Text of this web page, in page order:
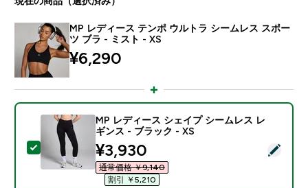
MP レディース テンポ ウルトラ シームレス スポー
ツ ブラ - ミスト - XS
¥6,290‎
この商品を選択 - MP レディース シェイプ シームレ
MP レディース シェイプ シームレス レ
ギンス - ブラック - XS
discounted price
¥3,930‎
通常価格 ￥9,140‎
割引 ￥5,210‎